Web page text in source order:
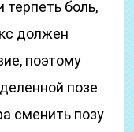
терпеть боль,
должен
поэтому
позе
сменить позу